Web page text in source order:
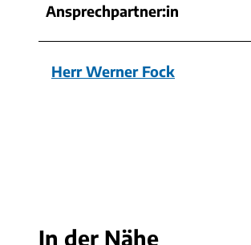
Ansprechpartner:in
Herr Werner Fock
In der Nähe